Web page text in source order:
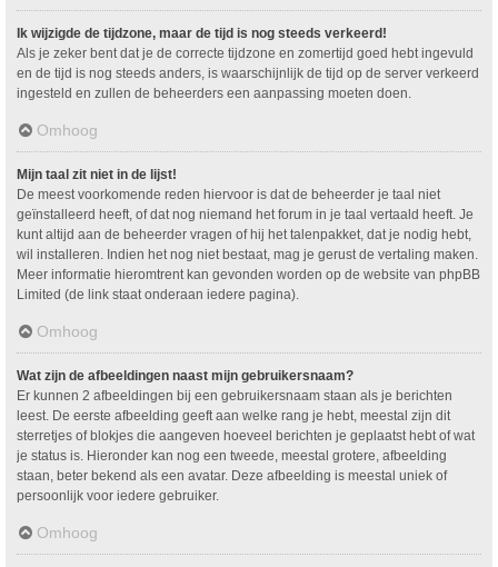
Ik wijzigde de tijdzone, maar de tijd is nog steeds verkeerd!
Als je zeker bent dat je de correcte tijdzone en zomertijd goed hebt ingevuld
en de tijd is nog steeds anders, is waarschijnlijk de tijd op de server verkeerd
ingesteld en zullen de beheerders een aanpassing moeten doen.
Omhoog
Mijn taal zit niet in de lijst!
De meest voorkomende reden hiervoor is dat de beheerder je taal niet
geïnstalleerd heeft, of dat nog niemand het forum in je taal vertaald heeft. Je
kunt altijd aan de beheerder vragen of hij het talenpakket, dat je nodig hebt,
wil installeren. Indien het nog niet bestaat, mag je gerust de vertaling maken.
Meer informatie hieromtrent kan gevonden worden op de website van phpBB
Limited (de link staat onderaan iedere pagina).
Omhoog
Wat zijn de afbeeldingen naast mijn gebruikersnaam?
Er kunnen 2 afbeeldingen bij een gebruikersnaam staan als je berichten
leest. De eerste afbeelding geeft aan welke rang je hebt, meestal zijn dit
sterretjes of blokjes die aangeven hoeveel berichten je geplaatst hebt of wat
je status is. Hieronder kan nog een tweede, meestal grotere, afbeelding
staan, beter bekend als een avatar. Deze afbeelding is meestal uniek of
persoonlijk voor iedere gebruiker.
Omhoog